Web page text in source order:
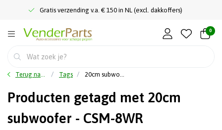
Gratis verzending v.a. € 150 in NL (excl. dakkoffers)
0
Terug naar home Tags 20cm subwoofer - CSM-8WR
Producten getagd met 20cm
subwoofer - CSM-8WR